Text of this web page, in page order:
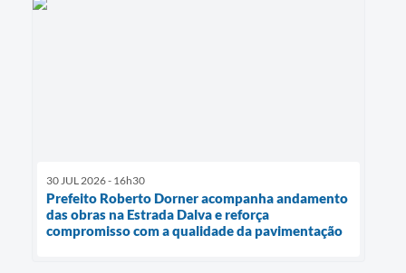
30 JUL 2026 - 16h30
Prefeito Roberto Dorner acompanha andamento
das obras na Estrada Dalva e reforça
compromisso com a qualidade da pavimentação